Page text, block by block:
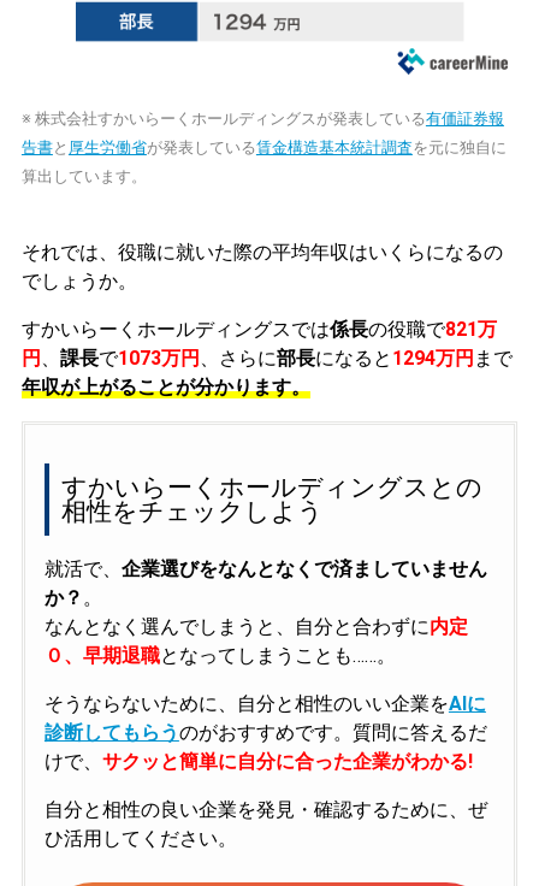
※ 株式会社すかいらーくホールディングスが発表している有価証券報
告書と 厚生労働省が発表している賃金構造基本統計調査を元に独自に
算出しています。
それでは、役職に就いた際の平均年収はいくらになるの
でしょうか。
すかいらーくホールディングスでは係長の役職で821万
円
課長で1073万円 、さらに部長になると 1294万円 まで
年収が上がることが分かります。
すかいらーくホールディングスとの
相性をチェックしよう
就活で、 企業選びをなんとなくで済ましていません
か？ 。
なんとなく選んでしまうと、自分と合わずに内定
０、早期退職となってしまうことも……。
そうならないために、自分と相性のいい企業をAIに
診断してもらうのがおすすめです。質問に答えるだ
けで、 サクッと簡単に自分に合った企業がわかる!
自分と相性の良い企業を発見・確認するために、ぜ
ひ活用してください。